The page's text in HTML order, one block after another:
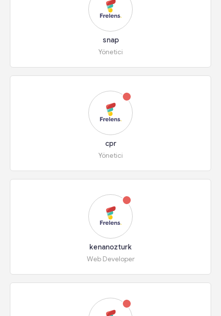
snap
Yönetici
cpr
Yönetici
kenanozturk
Web Developer